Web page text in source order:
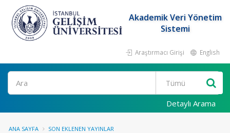
Akademik Veri Yönetim
Sistemi
Araştırmacı Girişi English
Ara
Detaylı Arama
ANA SAYFA SON EKLENEN YAYINLAR